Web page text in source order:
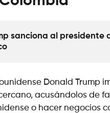
sanciona al presidente
Donald Trump
acusándolos de
o hacer negocios